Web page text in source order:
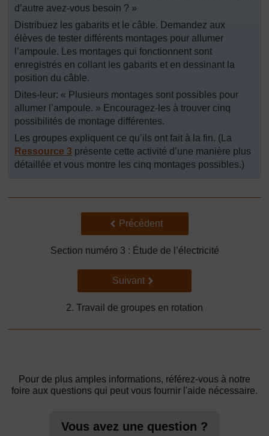
d’autre avez-vous besoin ? »
Distribuez les gabarits et le câble. Demandez aux
élèves de tester différents montages pour allumer
l’ampoule. Les montages qui fonctionnent sont
enregistrés en collant les gabarits et en dessinant la
position du câble.
Dites-leur: « Plusieurs montages sont possibles pour
allumer l’ampoule. » Encouragez-les à trouver cinq
possibilités de montage différentes.
Les groupes expliquent ce qu’ils ont fait à la fin. (La
Ressource 3 présente cette activité d’une manière plus
détaillée et vous montre les cinq montages possibles.)
Précédent
Précédent
Section numéro 3 : Étude de l’électricité
Suivant
Suivant
2. Travail de groupes en rotation
Pour de plus amples informations, référez-vous à notre
foire aux questions qui peut vous fournir l'aide nécessaire.
Vous avez une question ?